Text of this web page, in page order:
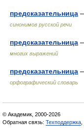
предсказательница
синонимов русской речи
предсказательница
многих выражений
предсказательница
орфографический словарь
© Академик, 2000-2026
Обратная связь: Техподдержка